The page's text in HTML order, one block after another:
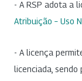
- A RSP adota a
Atribuição – Uso
- A licença
licenciada, sendo